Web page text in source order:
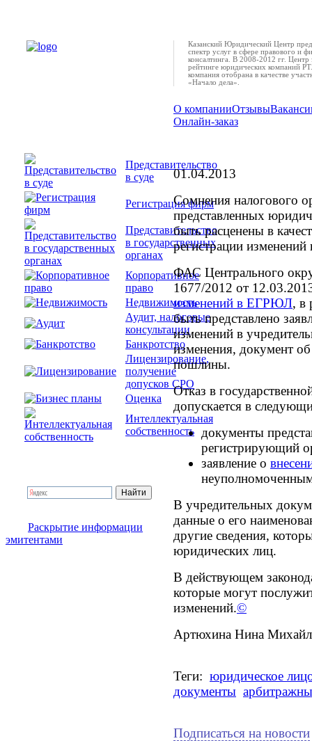
Представительство
в суде
Регистрация фирм
Представительство
в государственных
органах
Корпоративное
право
Недвижимость
Аудит, налоговые
консультации
Банкротство
Лицензирование,
получение
допусков СРО
Оценка
Интеллектуальная
собственность
Раскрытие информации
эмитентами
Казанский Юридический Центр
спектр услуг в сфере правового и
консалтинга. В 2008-2012 гг. Центр
рейтинге юридических компаний
компания отобрана в качестве
«Начало дела».
О компанииОтзывы
Онлайн-заказ
01.04.2013
Сомнения налогового
представленных
быть расценены в
регистрации
ФАС Центрального
1677/2012 от
изменений в ЕГРЮЛ, в
быть представлено
изменений в
изменения, документ об
пошлины.
Отказ в
допускается в
документы
регистрирующий
заявление о
В учредительных
данные о его
другие сведения,
юридических лиц.
В действующем
которые могут
изменений.©
Артюхина Нина
Теги: юридическое
документы
Подписаться на новости